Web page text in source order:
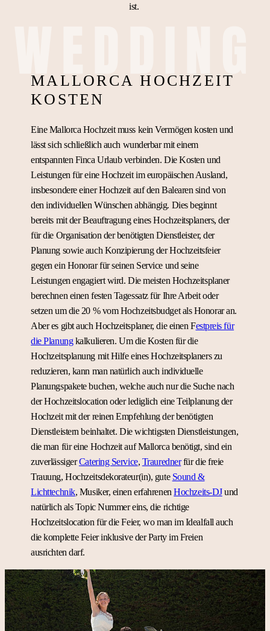
ist.
MALLORCA HOCHZEIT
KOSTEN
Eine Mallorca Hochzeit muss kein Vermögen kosten und
lässt sich schließlich auch wunderbar mit einem
entspannten Finca Urlaub verbinden. Die Kosten und
Leistungen für eine Hochzeit im europäischen Ausland,
insbesondere einer Hochzeit auf den Balearen sind von
den individuellen Wünschen abhängig. Dies beginnt
bereits mit der Beauftragung eines Hochzeitsplaners, der
für die Organisation der benötigten Dienstleister, der
Planung sowie auch Konzipierung der Hochzeitsfeier
gegen ein Honorar für seinen Service und seine
Leistungen engagiert wird. Die meisten Hochzeitsplaner
berechnen einen festen Tagessatz für Ihre Arbeit oder
setzen um die 20 % vom Hochzeitsbudget als Honorar an.
Aber es gibt auch Hochzeitsplaner, die einen Festpreis für
die Planungkalkulieren. Um die Kosten für die
Hochzeitsplanung mit Hilfe eines Hochzeitsplaners zu
reduzieren, kann man natürlich auch individuelle
Planungspakete buchen, welche auch nur die Suche nach
der Hochzeitslocation oder lediglich eine Teilplanung der
Hochzeit mit der reinen Empfehlung der benötigten
Dienstleistern beinhaltet. Die wichtigsten Dienstleistungen,
die man für eine Hochzeit auf Mallorca benötigt, sind ein
zuverlässigerCatering Service, Traurednerfür die freie
Trauung, Hochzeitsdekorateur(in), gute Sound &
Lichttechnik, Musiker, einen erfahrenenHochzeits-DJund
natürlich als Topic Nummer eins, die richtige
Hochzeitslocation für die Feier, wo man im Idealfall auch
die komplette Feier inklusive der Party im Freien
ausrichten darf.